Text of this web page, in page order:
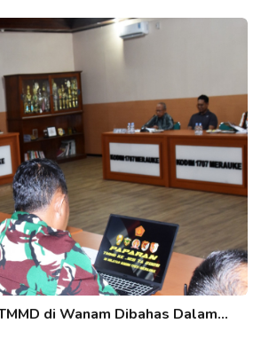
di Wanam Dibahas Dalam…